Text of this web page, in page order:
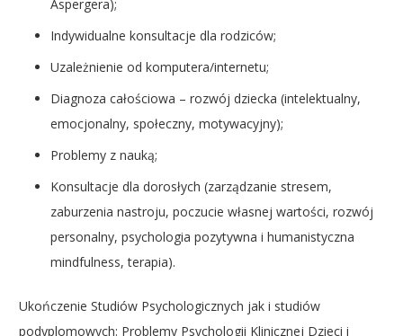
Aspergera);
Indywidualne konsultacje dla rodziców;
Uzależnienie od komputera/internetu;
Diagnoza całościowa – rozwój dziecka (intelektualny,
emocjonalny, społeczny, motywacyjny);
Problemy z nauką;
Konsultacje dla dorosłych (zarządzanie stresem,
zaburzenia nastroju, poczucie własnej wartości, rozwój
personalny, psychologia pozytywna i humanistyczna
mindfulness, terapia).
Ukończenie Studiów Psychologicznych jak i studiów
podyplomowych: Problemy Psychologii Klinicznej Dzieci i